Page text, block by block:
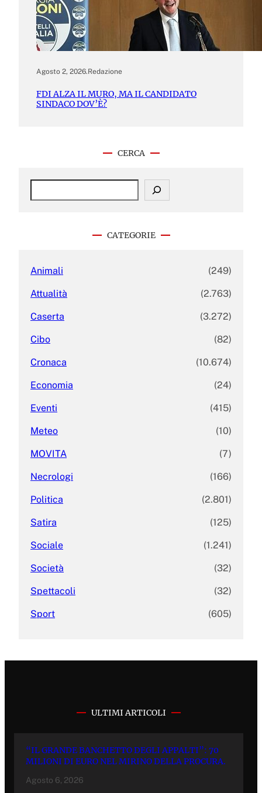
Agosto 2, 2026.Redazione
FDI ALZA IL MURO, MA IL CANDIDATO
SINDACO DOV’È?
CERCA
S
CATEGORIE
Animali (249)
Attualità (2.763)
Caserta (3.272)
Cibo (82)
Cronaca (10.674)
Economia (24)
Eventi (415)
Meteo (10)
MOVITA (7)
Necrologi (166)
Politica (2.801)
Satira (125)
Sociale (1.241)
Società (32)
Spettacoli (32)
Sport (605)
ULTIMI ARTICOLI
“IL GRANDE BANCHETTO DEGLI APPALTI”: 70
MILIONI DI EURO NEL MIRINO DELLA PROCURA.
Agosto 6, 2026